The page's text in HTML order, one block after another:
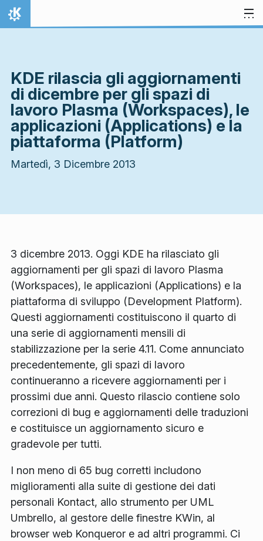
Passa al contenuto
Pagina iniziale
KDE rilascia gli aggiornamenti
di dicembre per gli spazi di
lavoro Plasma (Workspaces), le
applicazioni (Applications) e la
piattaforma (Platform)
Martedì, 3 Dicembre 2013
3 dicembre 2013. Oggi KDE ha rilasciato gli
aggiornamenti per gli spazi di lavoro Plasma
(Workspaces), le applicazioni (Applications) e la
piattaforma di sviluppo (Development Platform).
Questi aggiornamenti costituiscono il quarto di
una serie di aggiornamenti mensili di
stabilizzazione per la serie 4.11. Come annunciato
precedentemente, gli spazi di lavoro
continueranno a ricevere aggiornamenti per i
prossimi due anni. Questo rilascio contiene solo
correzioni di bug e aggiornamenti delle traduzioni
e costituisce un aggiornamento sicuro e
gradevole per tutti.
I non meno di 65 bug corretti includono
miglioramenti alla suite di gestione dei dati
personali Kontact, allo strumento per UML
Umbrello, al gestore delle finestre KWin, al
browser web Konqueror e ad altri programmi. Ci